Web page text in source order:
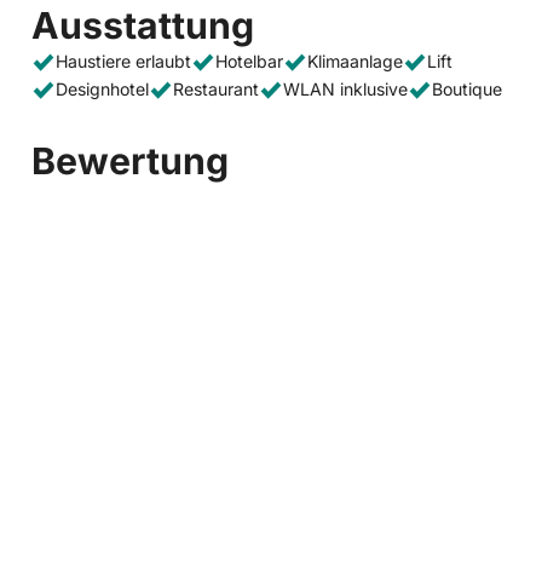
Ausstattung
Haustiere erlaubt Hotelbar Klimaanlage
Lift
Designhotel
Restaurant WLAN inklusive Boutique
Bewertung